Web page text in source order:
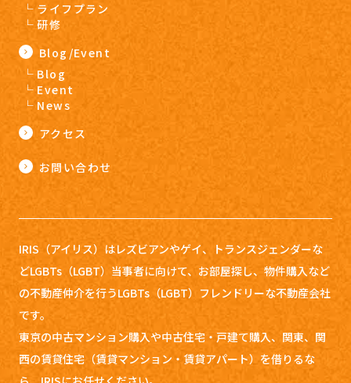
ライフプラン
研修
Blog/Event
Blog
Event
News
アクセス
お問い合わせ
IRIS（アイリス）はレズビアンやゲイ、トランスジェンダーな
どLGBTs（LGBT）当事者に向けて、お部屋探し、 物件購入など
の不動産仲介を行うLGBTs（LGBT）フレンドリーな不動産会社
です。
東京の中古マンション購入や中古住宅・戸建て購入、関東、関
西の賃貸住宅（賃貸マンション・賃貸アパート）を借りるな